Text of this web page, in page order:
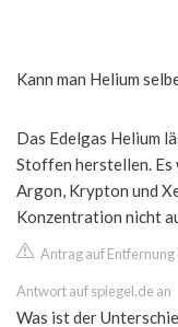
Kann man Helium
Das Edelgas Helium
Stoffen herstellen. Es
Argon, Krypton und
Konzentration nicht
Antrag auf
Antwort auf spiegel.de an
Was ist der